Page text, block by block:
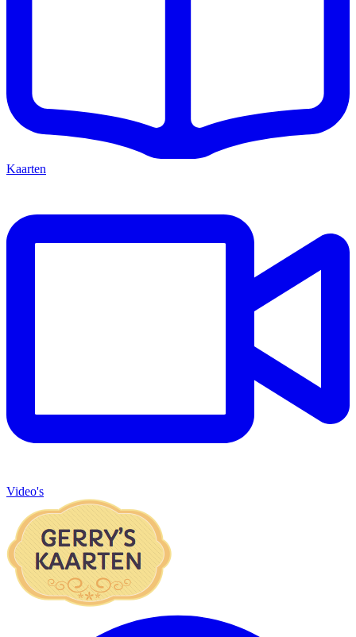
Kaarten
Video's